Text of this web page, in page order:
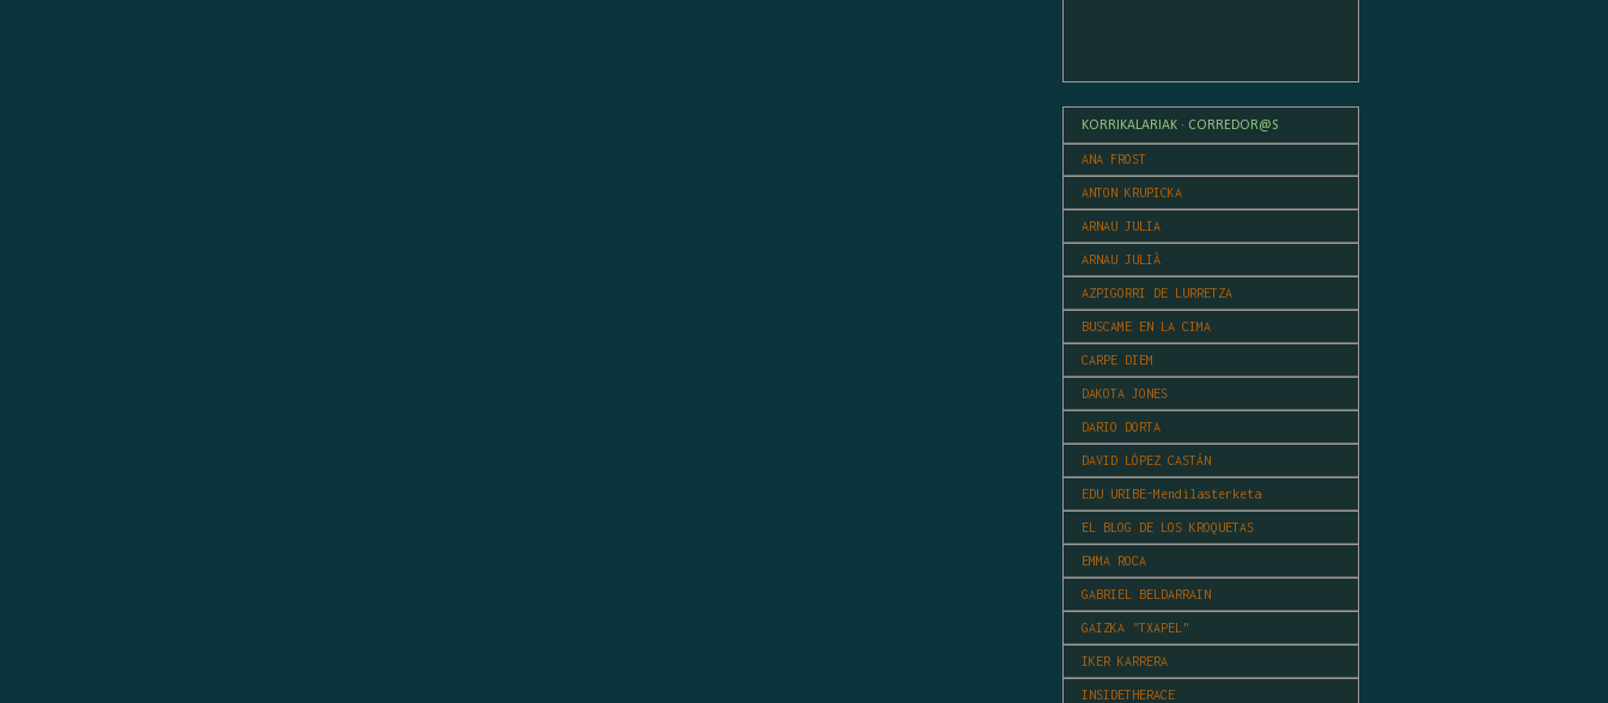
KORRIKALARIAK · CORREDOR@S
ANA FROST
ANTON KRUPICKA
ARNAU JULIA
ARNAU JULIÀ
AZPIGORRI DE LURRETZA
BUSCAME EN LA CIMA
CARPE DIEM
DAKOTA JONES
DARIO DORTA
DAVID LÓPEZ CASTÁN
EDU URIBE-Mendilasterketa
EL BLOG DE LOS KROQUETAS
EMMA ROCA
GABRIEL BELDARRAIN
GAIZKA "TXAPEL"
IKER KARRERA
INSIDETHERACE